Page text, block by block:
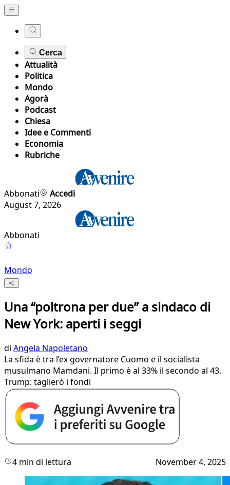
Cerca
Attualità
Politica
Mondo
Agorà
Podcast
Chiesa
Idee e Commenti
Economia
Rubriche
Abbonati
Accedi
August 7, 2026
Abbonati
Mondo
Una “poltrona per due” a sindaco di
New York: aperti i seggi
di Angela Napoletano
La sfida è tra l’ex governatore Cuomo e il socialista
musulmano Mamdani. Il primo è al 33% il secondo al 43.
Trump: taglierò i fondi
4 min di lettura November 4, 2025